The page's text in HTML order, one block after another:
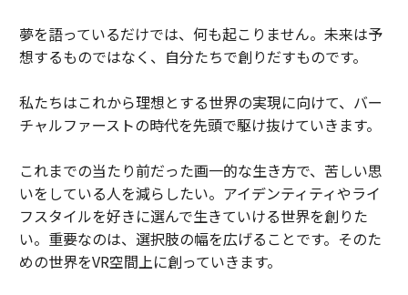
夢を語っているだけでは、何も起こりません。未来は予
想するものではなく、自分たちで創りだすものです。
私たちはこれから理想とする世界の実現に向けて、バー
チャルファーストの時代を先頭で駆け抜けていきます。
これまでの当たり前だった画一的な生き方で、苦しい思
いをしている人を減らしたい。アイデンティティやライ
フスタイルを好きに選んで生きていける世界を創りた
い。重要なのは、選択肢の幅を広げることです。そのた
めの世界をVR空間上に創っていきます。